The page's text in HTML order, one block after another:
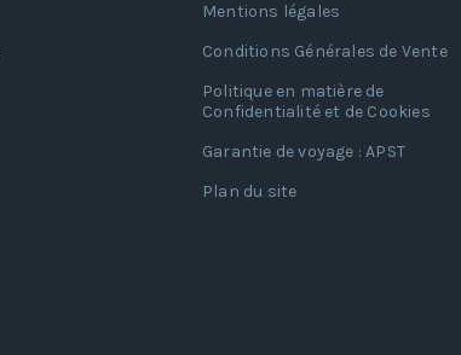
Mentions légales
Conditions Générales de Vente
Politique en matière de
Confidentialité et de Cookies
Garantie de voyage : APST
Plan du site